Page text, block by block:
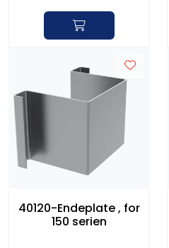
40120-Endeplate , for
150 serien